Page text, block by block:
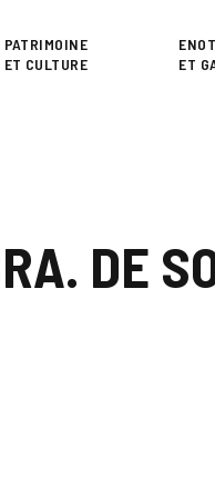
Superior
PATRIMOINE
ET CULTURE
ET
DE